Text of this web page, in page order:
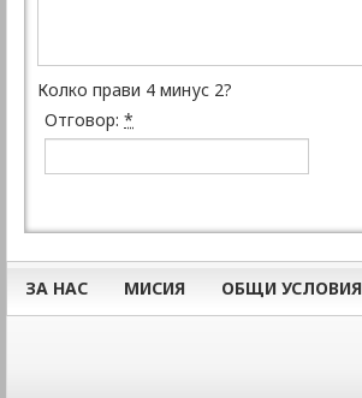
Колко прави 4 минус 2?
Отговор: *
ЗА НАС МИСИЯ ОБЩИ УСЛОВИЯ